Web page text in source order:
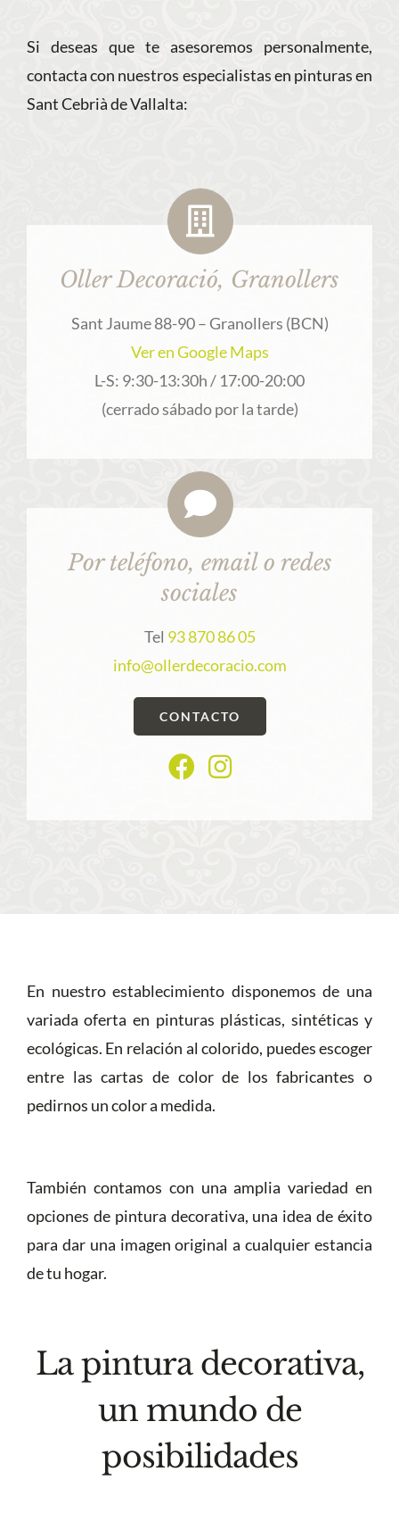
Si deseas que te asesoremos personalmente,
contacta con nuestros especialistas en pinturas en
Sant Cebrià de Vallalta:
Oller Decoració, Granollers
Sant Jaume 88-90 – Granollers (BCN)
Ver en Google Maps
L-S: 9:30-13:30h / 17:00-20:00
(cerrado sábado por la tarde)
Por teléfono, email o redes
sociales
Tel 93 870 86 05
info@ollerdecoracio.com
CONTACTO
En nuestro establecimiento disponemos de una
variada oferta en pinturas plásticas, sintéticas y
ecológicas. En relación al colorido, puedes escoger
entre las cartas de color de los fabricantes o
pedirnos un color a medida.
También contamos con una amplia variedad en
opciones de pintura decorativa, una idea de éxito
para dar una imagen original a cualquier estancia
de tu hogar.
La pintura decorativa,
un mundo de
posibilidades